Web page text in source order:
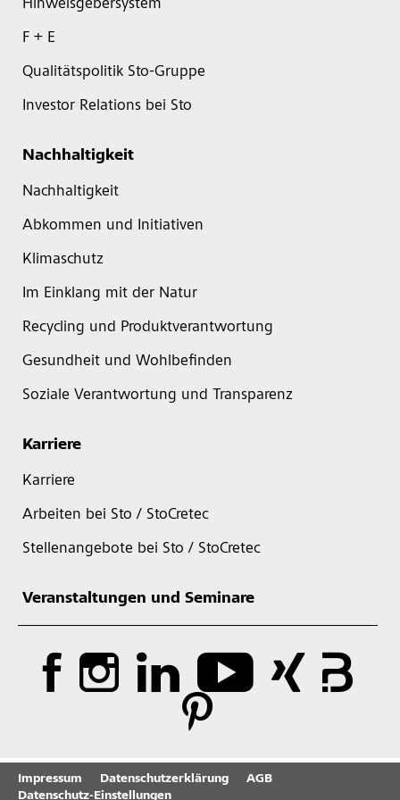
Hinweisgebersystem
F + E
Qualitätspolitik Sto-Gruppe
Investor Relations bei Sto
Nachhaltigkeit
Nachhaltigkeit
Abkommen und Initiativen
Klimaschutz
Im Einklang mit der Natur
Recycling und Produktverantwortung
Gesundheit und Wohlbefinden
Soziale Verantwortung und Transparenz
Karriere
Karriere
Arbeiten bei Sto / StoCretec
Stellenangebote bei Sto / StoCretec
Veranstaltungen und Seminare
Impressum Datenschutzerklärung
AGB
Datenschutz-Einstellungen